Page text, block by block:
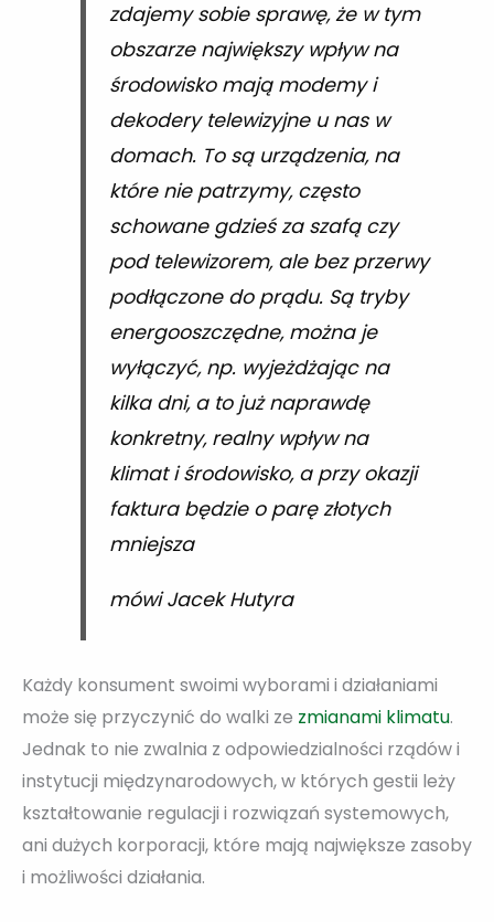
zdajemy sobie sprawę, że w tym
obszarze największy wpływ na
środowisko mają modemy i
dekodery telewizyjne u nas w
domach. To są urządzenia, na
które nie patrzymy, często
schowane gdzieś za szafą czy
pod telewizorem, ale bez przerwy
podłączone do prądu. Są tryby
energooszczędne, można je
wyłączyć, np. wyjeżdżając na
kilka dni, a to już naprawdę
konkretny, realny wpływ na
klimat i środowisko, a przy okazji
faktura będzie o parę złotych
mniejsza
mówi Jacek Hutyra
Każdy konsument swoimi wyborami i działaniami
może się przyczynić do walki ze zmianami klimatu.
Jednak to nie zwalnia z odpowiedzialności rządów i
instytucji międzynarodowych, w których gestii leży
kształtowanie regulacji i rozwiązań systemowych,
ani dużych korporacji, które mają największe zasoby
i możliwości działania.